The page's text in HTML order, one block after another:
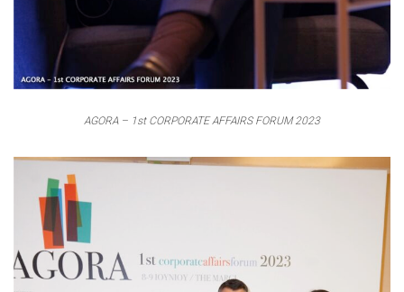
AGORA – 1st CORPORATE AFFAIRS FORUM 2023